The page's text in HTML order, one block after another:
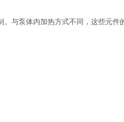
与泵体内加热方式不同，这些元件